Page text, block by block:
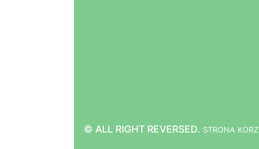
© ALL RIGHT REVERSED. STRONA KORZ